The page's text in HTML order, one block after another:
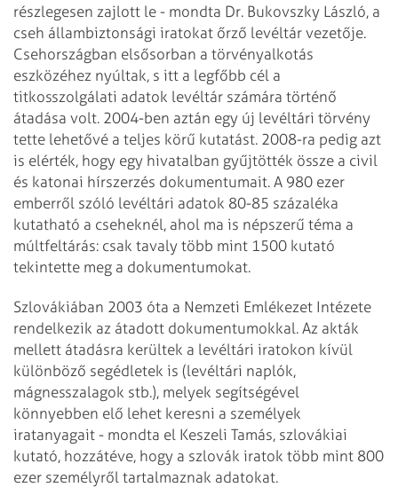
részlegesen zajlott le - mondta Dr. Bukovszky László, a
cseh állambiztonsági iratokat őrző levéltár vezetője.
Csehországban elsősorban a törvényalkotás
eszközéhez nyúltak, s itt a legfőbb cél a
titkosszolgálati adatok levéltár számára történő
átadása volt. 2004-ben aztán egy új levéltári törvény
tette lehetővé a teljes körű kutatást. 2008-ra pedig azt
is elérték, hogy egy hivatalban gyűjtötték össze a civil
és katonai hírszerzés dokumentumait. A 980 ezer
emberről szóló levéltári adatok 80-85 százaléka
kutatható a cseheknél, ahol ma is népszerű téma a
múltfeltárás: csak tavaly több mint 1500 kutató
tekintette meg a dokumentumokat.
Szlovákiában 2003 óta a Nemzeti Emlékezet Intézete
rendelkezik az átadott dokumentumokkal. Az akták
mellett átadásra kerültek a levéltári iratokon kívül
különböző segédletek is (levéltári naplók,
mágnesszalagok stb.), melyek segítségével
könnyebben elő lehet keresni a személyek
iratanyagait - mondta el Keszeli Tamás, szlovákiai
kutató, hozzátéve, hogy a szlovák iratok több mint 800
ezer személyről tartalmaznak adatokat.